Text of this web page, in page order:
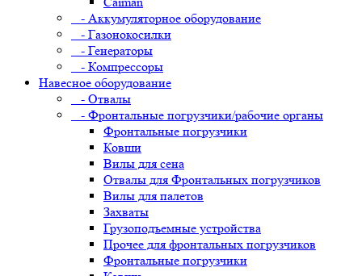
- Аккумуляторное оборудование
- Газонокосилки
- Генераторы
- Компрессоры
Навесное оборудование
- Отвалы
- Фронтальные погрузчики/рабочие органы
Фронтальные погрузчики
Ковши
Вилы для сена
Отвалы для Фронтальных погрузчиков
Вилы для палетов
Захваты
Грузоподъемные устройства
Прочее для фронтальных погрузчиков
Фронтальные погрузчики